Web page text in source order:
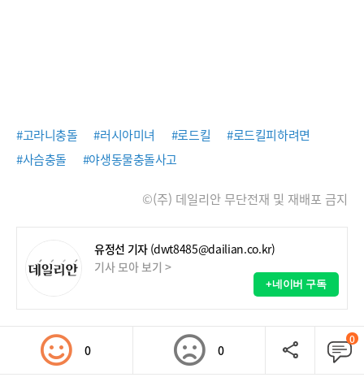
#고라니충돌 #러시아미녀 #로드킬
#로드킬피하려면
#사슴충돌
#야생동물충돌사고
©(주) 데일리안 무단전재 및 재배포 금지
유정선 기자 (dwt8485@dailian.co.kr)
기사 모아 보기 >
+네이버 구독
0 0
0